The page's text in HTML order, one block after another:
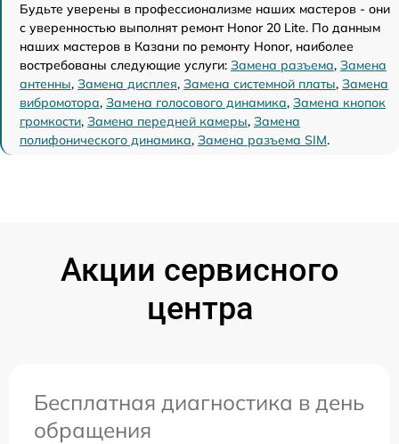
Будьте уверены в профессионализме наших мастеров - они
с уверенностью выполнят ремонт Honor 20 Lite. По данным
наших мастеров в Казани по ремонту Honor, наиболее
востребованы следующие услуги: Замена разъема, Замена
антенны, Замена дисплея, Замена системной платы, Замена
вибромотора, Замена голосового динамика, Замена кнопок
громкости, Замена передней камеры, Замена
полифонического динамика, Замена разъема SIM.
Акции сервисного
центра
Бесплатная диагностика в день
обращения